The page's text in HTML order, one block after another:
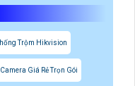
Trộm Hikvision
Camera Giá Rẻ Trọn Gói